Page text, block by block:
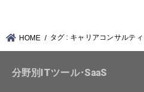
HOME タグ : キャリアコンサルテ
分野別ITツール･SaaS